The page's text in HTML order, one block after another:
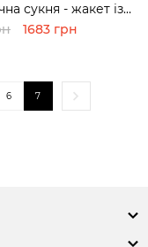
сукня - жакет із
тканини в ялинку
1683 грн
6 7